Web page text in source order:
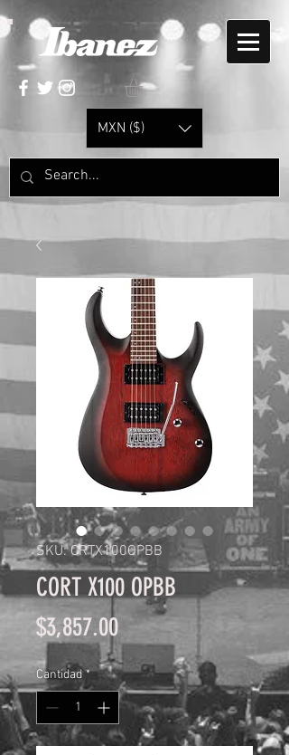
MXN ($)
SKU: CRTX100OPBB
CORT X100 OPBB
$3,857.00Precio
Cantidad *